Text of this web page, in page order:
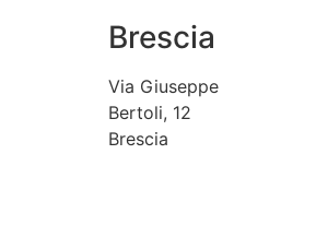
Brescia
Via Giuseppe
Bertoli, 12
Brescia